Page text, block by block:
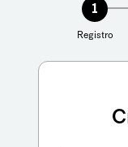
1
Registro